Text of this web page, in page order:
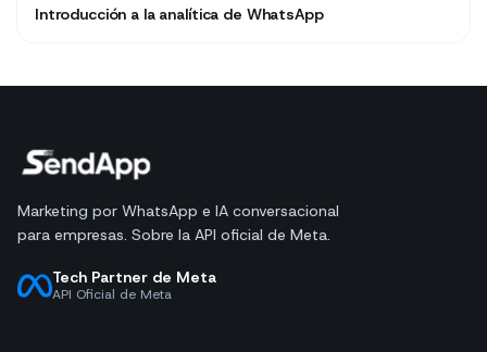
Introducción a la analítica de WhatsApp
Marketing por WhatsApp e IA conversacional
para empresas. Sobre la API oficial de Meta.
Tech Partner de Meta
API Oficial de Meta